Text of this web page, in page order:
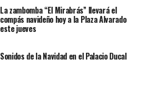
La zambomba “El Mirabrás” llevará el
compás navideño hoy a la Plaza Alvarado
este jueves
Sonidos de la Navidad en el Palacio Ducal